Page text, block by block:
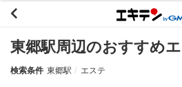
東郷駅周辺のおすすめ
検索条件 東郷駅 エステ